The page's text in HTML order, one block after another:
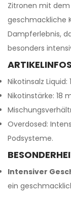
Zitronen mit
geschmackliche
Dampferlebnis,
besonders
Nikotinsalz Liquid:
Nikotinstärke: 18
Overdosed:
Podsysteme.
Intensiver
ein